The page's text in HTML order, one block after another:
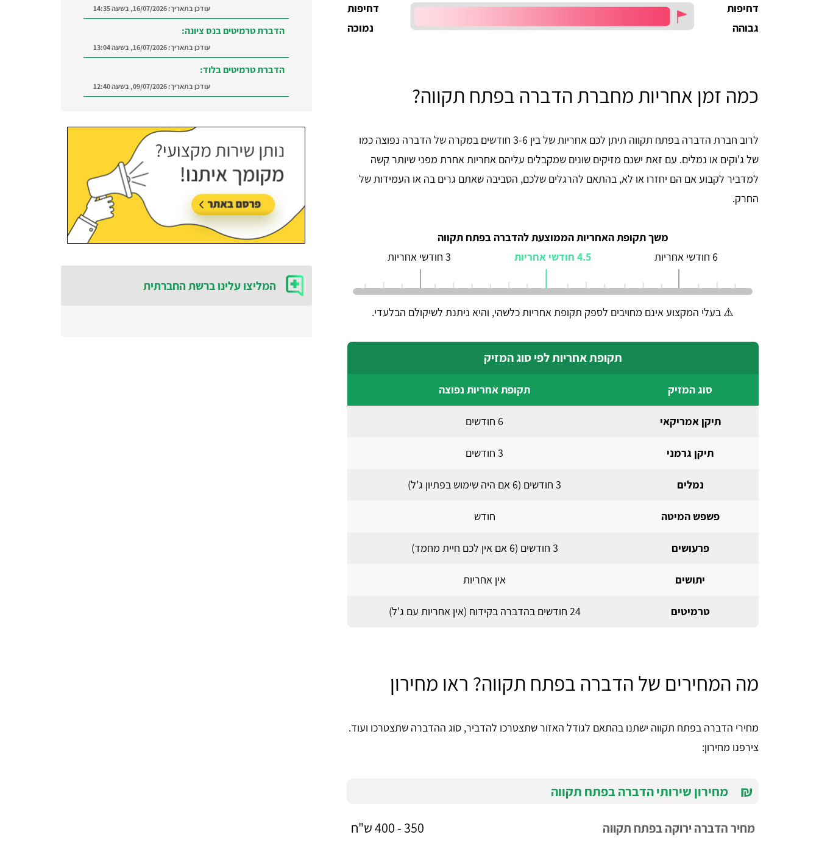
דחיפות
גבוהה
דחיפות
נמוכה
כמה זמן אחריות מחברת הדברה בפתח תקווה?
לרוב חברת הדברה בפתח תקווה תיתן לכם אחריות של בין 3-6 חודשים במקרה של הדברה נפוצה כמו
של ג'וקים או נמלים. עם זאת ישנם מזיקים שונים שמקבלים עליהם אחריות אחרת מפני שיותר קשה
למדביר לקבוע אם הם יחזרו או לא, בהתאם להרגלים שלכם, הסביבה שאתם גרים בה או העמידות של
החרק.
משך תקופת האחריות הממוצעת להדברה בפתח תקווה
6 חודשי אחריות
4.5 חודשי אחריות 3 חודשי אחריות
⚠️ בעלי המקצוע אינם מחויבים לספק תקופת אחריות כלשהי, והיא ניתנת לשיקולם הבלעדי.
תקופת אחריות לפי סוג המזיק
סוג המזיק תקופת אחריות נפוצה
תיקן אמריקאי 6 חודשים
תיקן גרמני 3 חודשים
נמלים 3 חודשים (6 אם היה שימוש בפתיון ג'ל)
פשפש המיטה חודש
פרעושים 3 חודשים (6 אם אין לכם חיית מחמד)
יתושים אין אחריות
טרמיטים 24 חודשים בהדברה בקידוח (אין אחריות עם ג'ל)
מה המחירים של הדברה בפתח תקווה? ראו מחירון
מחירי הדברה בפתח תקווה ישתנו בהתאם לגודל האזור שתצטרכו להדביר, סוג ההדברה שתצטרכו ועוד.
צירפנו מחירון:
₪ מחירון שירותי הדברה בפתח תקווה
מחיר הדברה ירוקה בפתח תקווה 350 - 400 ש"ח
עודכן בתאריך:16/07/2026, בשעה 14:35
הדברת טרמיטים בנס ציונה:
עודכן בתאריך:16/07/2026, בשעה 13:04
הדברת טרמיטים בלוד:
עודכן בתאריך:09/07/2026, בשעה 12:40
ברמת השרון והסביבה
21/07/2026, בשעה 12:58
המליצו עלינו ברשת החברתית